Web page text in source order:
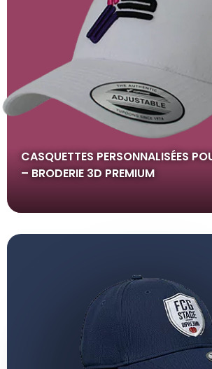
CASQUETTES PERSONNALISÉES
– BRODERIE 3D PREMIUM